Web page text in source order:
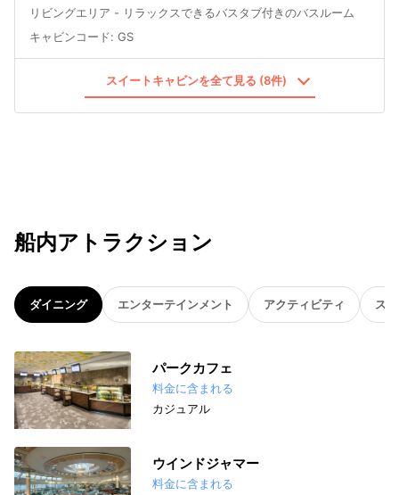
リビングエリア - リラックスできるバスタブ付きのバスルーム
キャビンコード: GS
スイートキャビンを全て見る (8件)
船内アトラクション
ダイニング エンターテインメント アクティビティ ス
パークカフェ
料金に含まれる
カジュアル
ウインドジャマー
料金に含まれる